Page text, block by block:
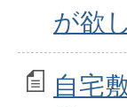
が欲
自宅